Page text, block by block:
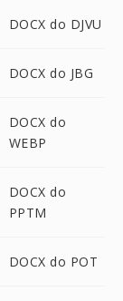
DOCX do DJVU
DOCX do JBG
DOCX do
WEBP
DOCX do
PPTM
DOCX do POT